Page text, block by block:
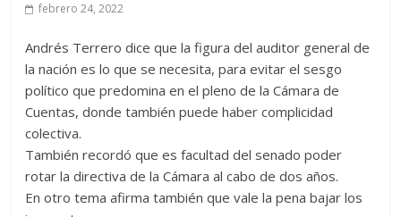
febrero 24, 2022
Andrés Terrero dice que la figura del auditor general de
la nación es lo que se necesita, para evitar el sesgo
político que predomina en el pleno de la Cámara de
Cuentas, donde también puede haber complicidad
colectiva.
También recordó que es facultad del senado poder
rotar la directiva de la Cámara al cabo de dos años.
En otro tema afirma también que vale la pena bajar los